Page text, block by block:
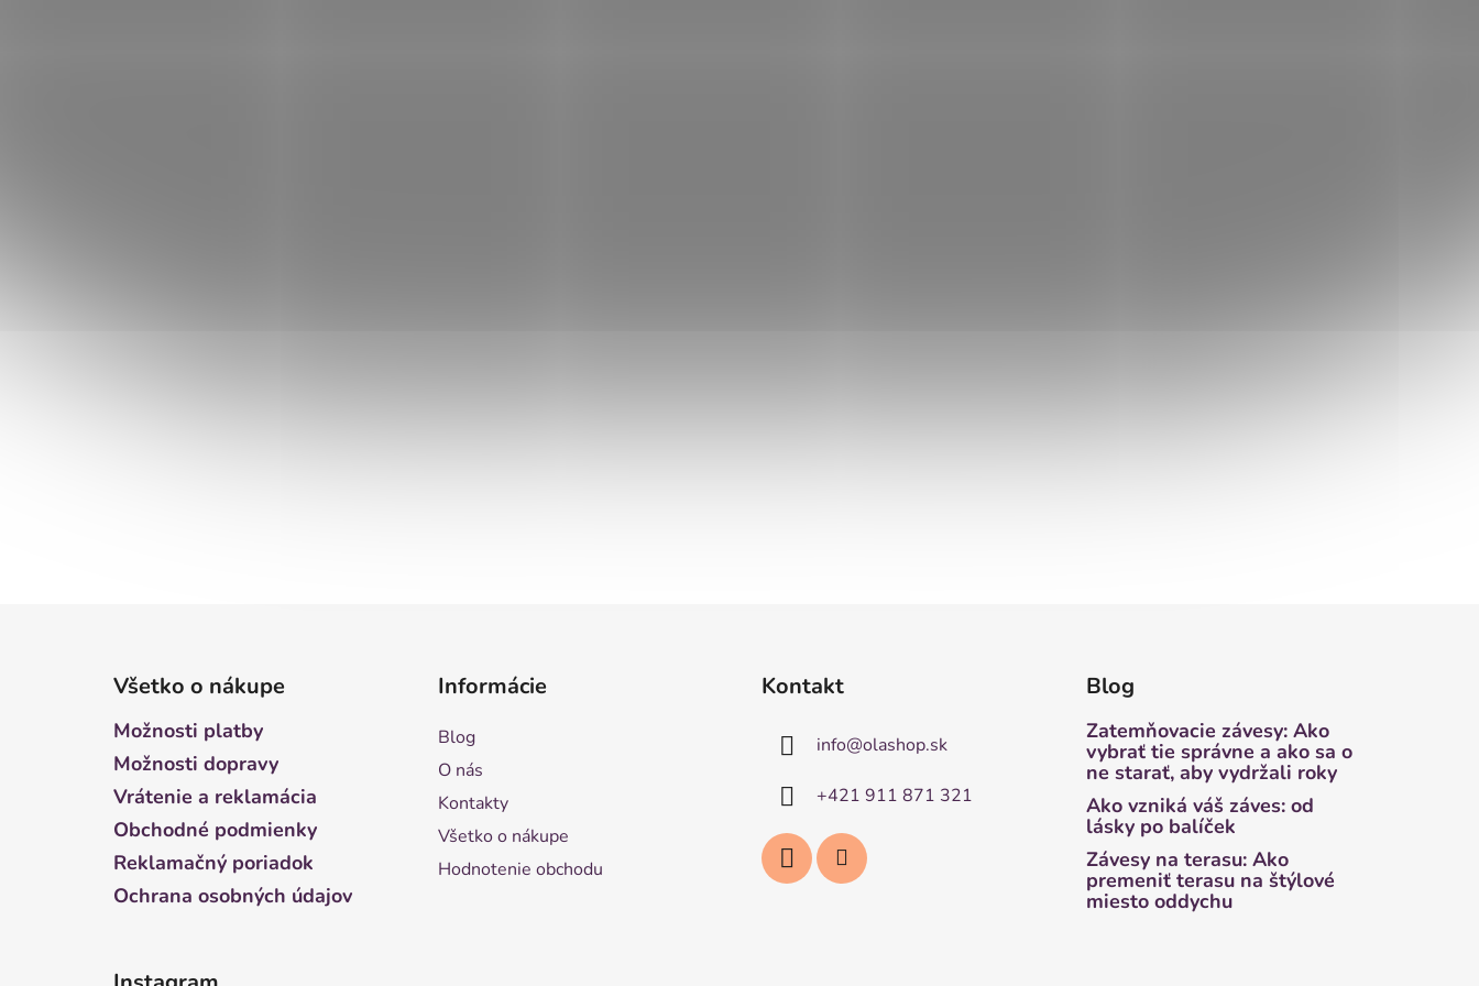
Všetko o nákupe
Možnosti platby
Možnosti dopravy
Vrátenie a reklamácia
Obchodné podmienky
Reklamačný poriadok
Ochrana osobných údajov
Informácie
Blog
O nás
Kontakty
Všetko o nákupe
Hodnotenie obchodu
Kontakt
info@olashop.sk
+421 911 871 321
Blog
Zatemňovacie závesy: Ako
vybrať tie správne a ako sa o
ne starať, aby vydržali roky
Ako vzniká váš záves: od
lásky po balíček
Závesy na terasu: Ako
premeniť terasu na štýlové
miesto oddychu